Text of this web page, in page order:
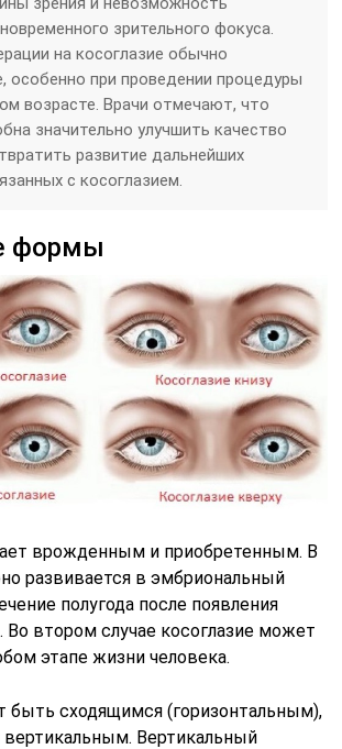
зрительного фокуса.
на косоглазие обычно
особенно при проведении процедуры
возрасте. Врачи отмечают, что
значительно улучшить качество
развитие дальнейших
с косоглазием.
формы
врожденным и приобретенным. В
развивается в эмбриональный
полугода после появления
Во втором случае косоглазие может
этапе жизни человека.
быть сходящимся (горизонтальным),
Вертикальный